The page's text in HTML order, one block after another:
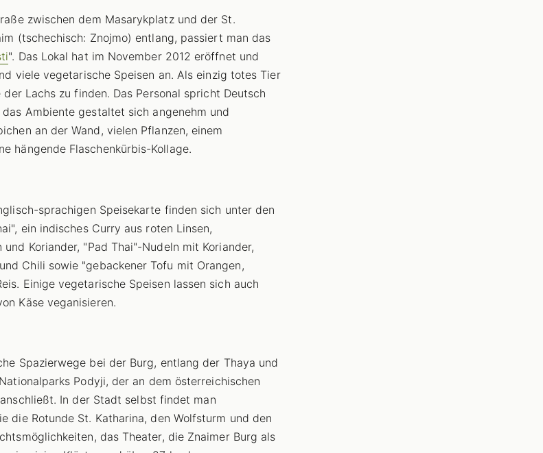
zwischen dem Masarykplatz und der St.
(tschechisch: Znojmo) entlang, passiert man das
". Das Lokal hat im November 2012 eröffnet und
viele vegetarische Speisen an. Als einzig totes Tier
Lachs zu finden. Das Personal spricht Deutsch
Ambiente gestaltet sich angenehm und
an der Wand, vielen Pflanzen, einem
hängende Flaschenkürbis-Kollage.
sprachigen Speisekarte finden sich unter den
ein indisches Curry aus roten Linsen,
und Koriander, "Pad Thai"-Nudeln mit Koriander,
Chili sowie "gebackener Tofu mit Orangen,
Einige vegetarische Speisen lassen sich auch
Käse veganisieren.
Spazierwege bei der Burg, entlang der Thaya und
Podyji, der an dem österreichischen
anschließt. In der Stadt selbst findet man
die Rotunde St. Katharina, den Wolfsturm und den
das Theater, die Znaimer Burg als